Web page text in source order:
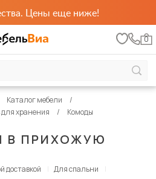
Цены еще ниже!
0
В ПРИХОЖУЮ
Каталог мебели
хранения Комоды
доставкой
Для спальни